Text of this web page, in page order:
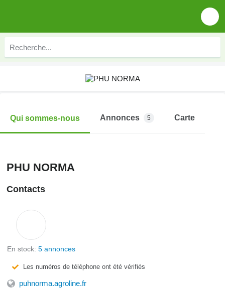
Qui sommes-nous Annonces 5 Carte
PHU NORMA
Contacts
En stock: 5 annonces
Les numéros de téléphone ont été vérifiés
puhnorma.agroline.fr